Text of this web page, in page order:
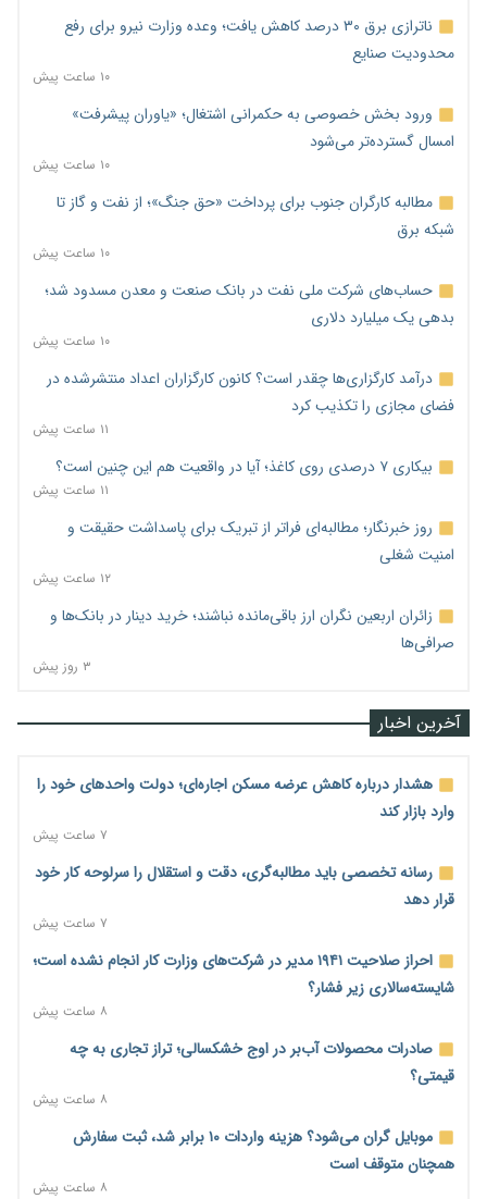
ناترازی برق ۳۰ درصد کاهش یافت؛ وعده وزارت نیرو برای رفع
محدودیت صنایع
۱۰ ساعت پیش
ورود بخش خصوصی به حکمرانی اشتغال؛ «یاوران پیشرفت»
امسال گسترده‌تر می‌شود
۱۰ ساعت پیش
مطالبه کارگران جنوب برای پرداخت «حق جنگ»؛ از نفت و گاز تا
شبکه برق
۱۰ ساعت پیش
حساب‌های شرکت ملی نفت در بانک صنعت و معدن مسدود شد؛
بدهی یک میلیارد دلاری
۱۰ ساعت پیش
درآمد کارگزاری‌ها چقدر است؟ کانون کارگزاران اعداد منتشرشده در
فضای مجازی را تکذیب کرد
۱۱ ساعت پیش
بیکاری ۷ درصدی روی کاغذ؛ آیا در واقعیت هم این چنین است؟
۱۱ ساعت پیش
روز خبرنگار؛ مطالبه‌ای فراتر از تبریک برای پاسداشت حقیقت و
امنیت شغلی
۱۲ ساعت پیش
زائران اربعین نگران ارز باقی‌مانده نباشند؛ خرید دینار در بانک‌ها و
صرافی‌ها
۳ روز پیش
آخرین اخبار
هشدار درباره کاهش عرضه مسکن اجاره‌ای؛ دولت واحدهای خود را
وارد بازار کند
۷ ساعت پیش
رسانه تخصصی باید مطالبه‌گری، دقت و استقلال را سرلوحه کار خود
قرار دهد
۷ ساعت پیش
احراز صلاحیت ۱۹۴۱ مدیر در شرکت‌های وزارت کار انجام نشده است؛
شایسته‌سالاری زیر فشار؟
۸ ساعت پیش
صادرات محصولات آب‌بر در اوج خشکسالی؛ تراز تجاری به چه
قیمتی؟
۸ ساعت پیش
موبایل گران می‌شود؟ هزینه واردات ۱۰ برابر شد، ثبت سفارش
همچنان متوقف است
۸ ساعت پیش